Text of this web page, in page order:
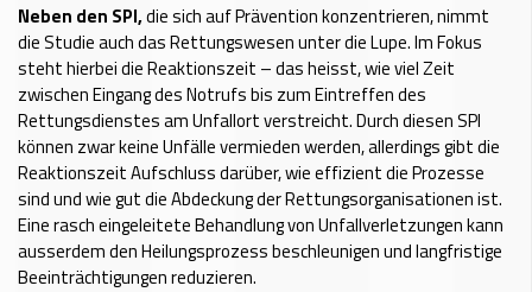
Neben den SPI,die sich auf Prävention konzentrieren, nimmt
die Studie auch das Rettungswesen unter die Lupe. Im Fokus
steht hierbei die Reaktionszeit – das heisst, wie viel Zeit
zwischen Eingang des Notrufs bis zum Eintreffen des
Rettungsdienstes am Unfallort verstreicht. Durch diesen SPI
können zwar keine Unfälle vermieden werden, allerdings gibt die
Reaktionszeit Aufschluss darüber, wie effizient die Prozesse
sind und wie gut die Abdeckung der Rettungsorganisationen ist.
Eine rasch eingeleitete Behandlung von Unfallverletzungen kann
ausserdem den Heilungsprozess beschleunigen und langfristige
Beeinträchtigungen reduzieren.